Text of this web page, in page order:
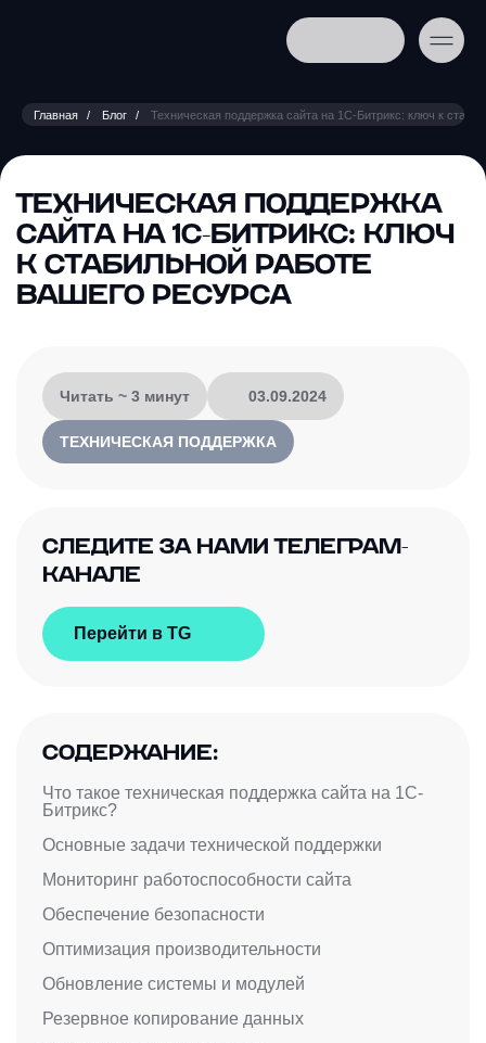
Главная Блог Техническая поддержка сайта на 1С-Битрикс: ключ к
ТЕХНИЧЕСКАЯ ПОДДЕРЖКА
САЙТА НА 1С-БИТРИКС: КЛЮЧ
К СТАБИЛЬНОЙ РАБОТЕ
ВАШЕГО РЕСУРСА
Читать ~ 3 минут 03.09.2024
ТЕХНИЧЕСКАЯ ПОДДЕРЖКА
СЛЕДИТЕ ЗА НАМИ ТЕЛЕГРАМ-
КАНАЛЕ
Перейти в TG
СОДЕРЖАНИЕ:
Что такое техническая поддержка сайта на 1С-
Битрикс?
Основные задачи технической поддержки
Мониторинг работоспособности сайта
Обеспечение безопасности
Оптимизация производительности
Обновление системы и модулей
Резервное копирование данных